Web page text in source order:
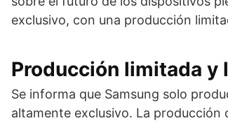
exclusivo, con una producción
Producción limitada y
Se informa que Samsung solo
altamente exclusivo. La